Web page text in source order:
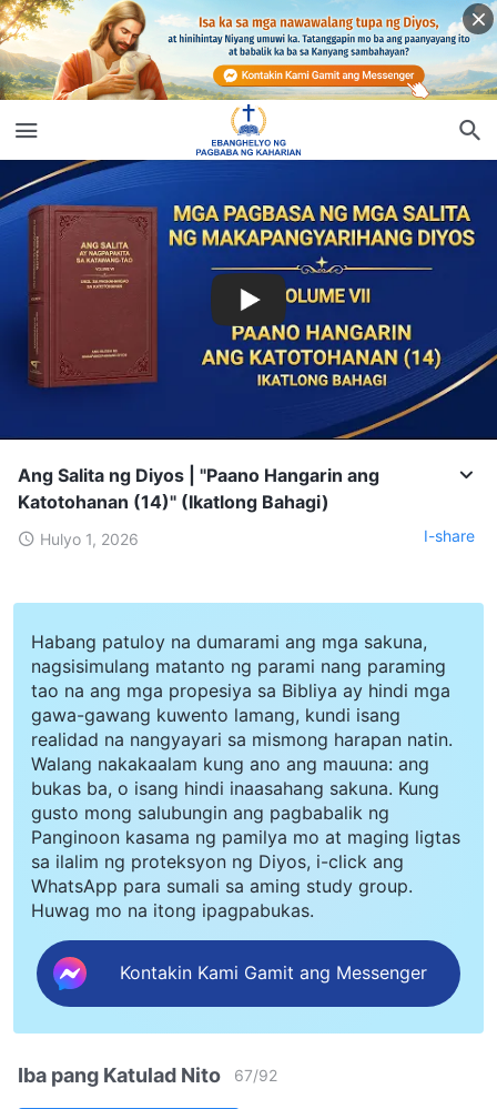
Ang Salita ng Diyos | "Paano Hangarin ang
Katotohanan (14)" (Ikatlong Bahagi)
Hulyo 1, 2026 I-share
Habang patuloy na dumarami ang mga sakuna,
nagsisimulang matanto ng parami nang paraming
tao na ang mga propesiya sa Bibliya ay hindi mga
gawa-gawang kuwento lamang, kundi isang
realidad na nangyayari sa mismong harapan natin.
Walang nakakaalam kung ano ang mauuna: ang
bukas ba, o isang hindi inaasahang sakuna. Kung
gusto mong salubungin ang pagbabalik ng
Panginoon kasama ng pamilya mo at maging ligtas
sa ilalim ng proteksyon ng Diyos, i-click ang
WhatsApp para sumali sa aming study group.
Huwag mo na itong ipagpabukas.
Kontakin Kami Gamit ang Messenger
Iba pang Katulad Nito 67/92